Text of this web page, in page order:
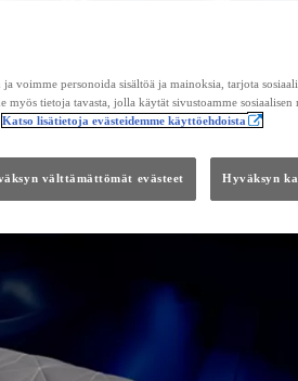
voimme personoida sisältöä ja mainoksia, tarjota
tietoja tavasta, jolla käytät sivustoamme sosiaalisen
Katso lisätietoja evästeidemme käyttöehdoista
välttämättömät evästeet Hyväksyn